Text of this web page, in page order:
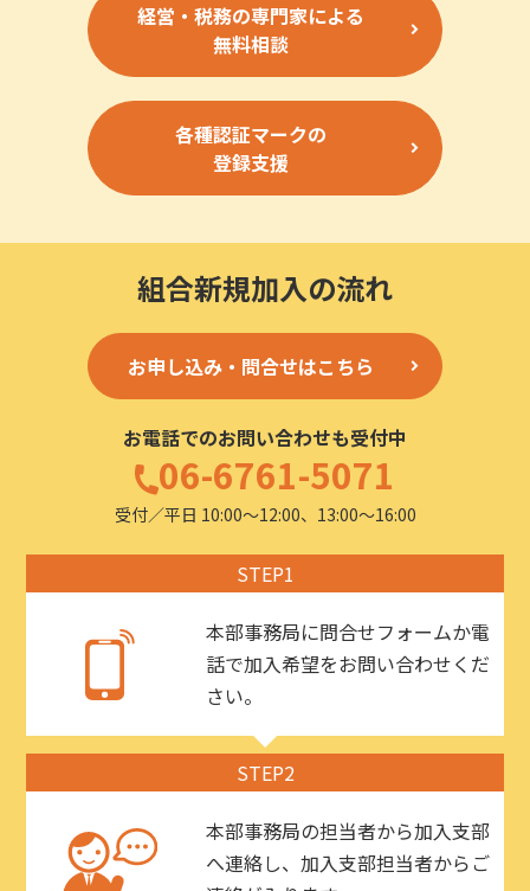
経営・税務の専門家による
無料相談
各種認証マークの
登録支援
組合新規加入の流れ
お申し込み・問合せはこちら
お電話でのお問い合わせも受付中
06-6761-5071
受付／平日 10:00〜12:00、13:00〜16:00
STEP1
本部事務局に問合せフォームか電
話で加入希望をお問い合わせくだ
さい。
STEP2
本部事務局の担当者から加入支部
へ連絡し、加入支部担当者からご